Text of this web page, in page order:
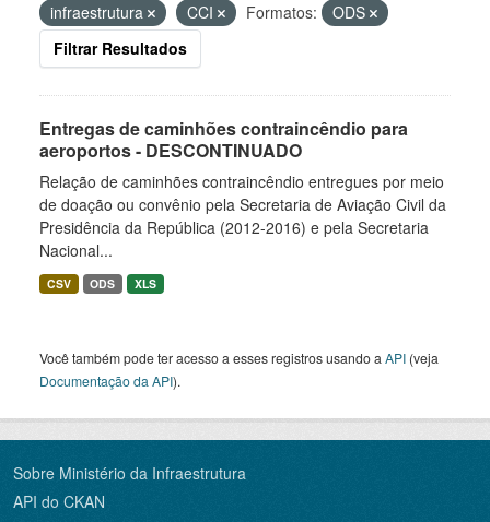
infraestrutura
CCI Formatos:
ODS
Filtrar Resultados
Entregas de caminhões contraincêndio para
aeroportos - DESCONTINUADO
Relação de caminhões contraincêndio entregues por meio
de doação ou convênio pela Secretaria de Aviação Civil da
Presidência da República (2012-2016) e pela Secretaria
Nacional...
CSV ODS XLS
Você também pode ter acesso a esses registros usando a API (veja
Documentação da API).
Sobre Ministério da Infraestrutura
API do CKAN